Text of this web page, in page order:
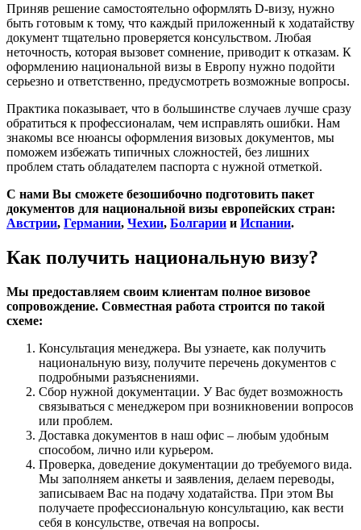
Приняв решение самостоятельно оформлять D-визу, нужно
быть готовым к тому, что каждый приложенный к ходатайству
документ тщательно проверяется консульством. Любая
неточность, которая вызовет сомнение, приводит к отказам. К
оформлению национальной визы в Европу нужно подойти
серьезно и ответственно, предусмотреть возможные вопросы.
Практика показывает, что в большинстве случаев лучше сразу
обратиться к профессионалам, чем исправлять ошибки. Нам
знакомы все нюансы оформления визовых документов, мы
поможем избежать типичных сложностей, без лишних
проблем стать обладателем паспорта с нужной отметкой.
С нами Вы сможете безошибочно подготовить пакет
документов для национальной визы европейских стран:
Австрии, Германии, Чехии, Болгарии и Испании.
Как получить национальную визу?
Мы предоставляем своим клиентам полное визовое
сопровождение. Совместная работа строится по такой
схеме:
Консультация менеджера. Вы узнаете, как получить
национальную визу, получите перечень документов с
подробными разъяснениями.
Сбор нужной документации. У Вас будет возможность
связываться с менеджером при возникновении вопросов
или проблем.
Доставка документов в наш офис – любым удобным
способом, лично или курьером.
Проверка, доведение документации до требуемого вида.
Мы заполняем анкеты и заявления, делаем переводы,
записываем Вас на подачу ходатайства. При этом Вы
получаете профессиональную консультацию, как вести
себя в консульстве, отвечая на вопросы.